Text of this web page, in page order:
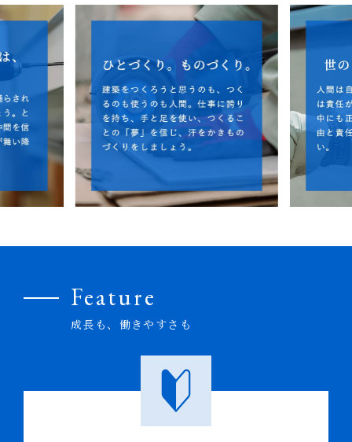
Feature
成長も、働きやすさも